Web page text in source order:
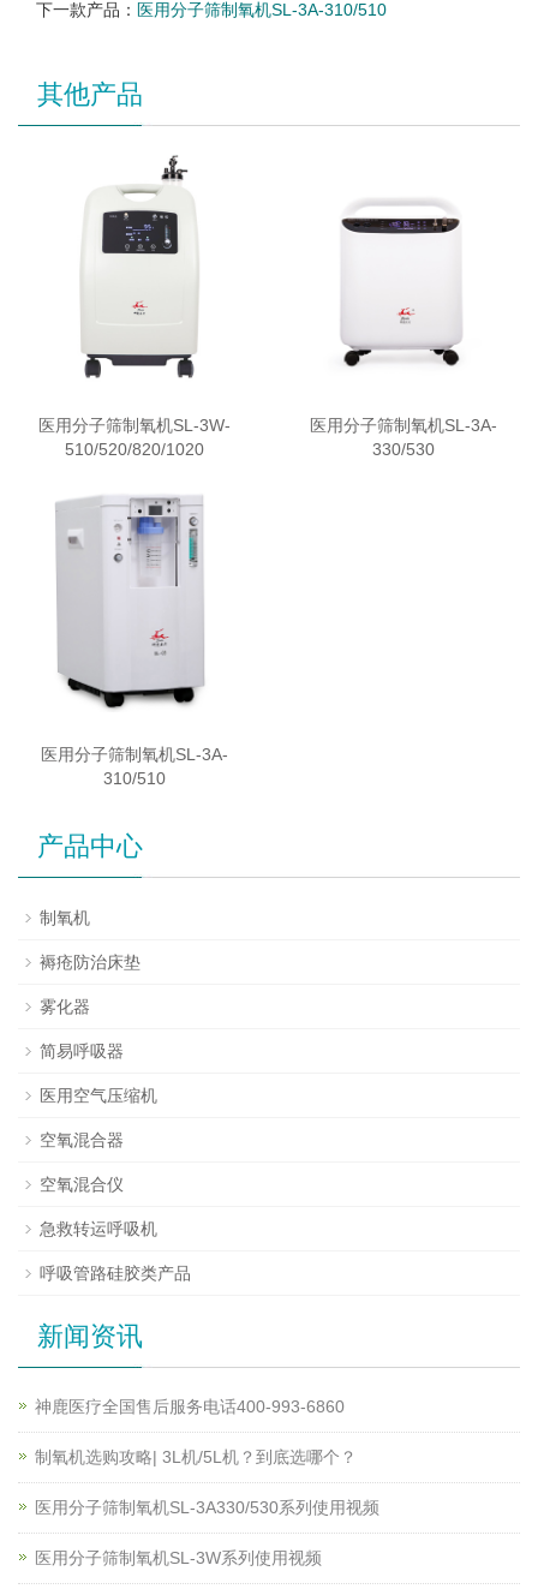
下一款产品： 医用分子筛制氧机SL-3A-310/510
其他产品
医用分子筛制氧机SL-3W-
510/520/820/1020
医用分子筛制氧机SL-3A-
330/530
医用分子筛制氧机SL-3A-
310/510
产品中心
制氧机
褥疮防治床垫
雾化器
简易呼吸器
医用空气压缩机
空氧混合器
空氧混合仪
急救转运呼吸机
呼吸管路硅胶类产品
新闻资讯
神鹿医疗全国售后服务电话400-993-6860
制氧机选购攻略| 3L机/5L机？到底选哪个？
医用分子筛制氧机SL-3A330/530系列使用视频
医用分子筛制氧机SL-3W系列使用视频